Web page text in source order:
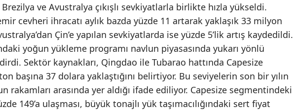
ve Avustralya çıkışlı sevkiyatlarla birlikte hızla yükseldi.
cevheri ihracatı aylık bazda yüzde 11 artarak yaklaşık 33 milyon
Çin’e yapılan sevkiyatlarda ise yüzde 5’lik artış kaydedildi.
yoğun yükleme programı navlun piyasasında yukarı yönlü
Sektör kaynakları, Qingdao ile Tubarao hattında Capesize
başına 37 dolara yaklaştığını belirtiyor. Bu seviyelerin son bir yılın
rakamları arasında yer aldığı ifade ediliyor. Capesize segmentindeki
149’a ulaşması, büyük tonajlı yük taşımacılığındaki sert fiyat